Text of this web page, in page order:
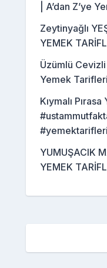
| A’dan Z’ye
Zeytinyağlı
YEMEK
Üzümlü Cevizli
Yemek Tarifleri
Kıymalı
#yemektarifleri
YUMUŞACIK
YEMEK